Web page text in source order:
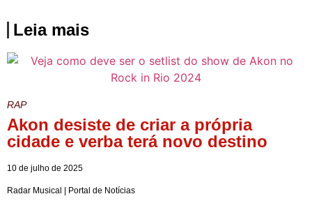
Leia mais
RAP
Akon desiste de criar a própria
cidade e verba terá novo destino
10 de julho de 2025
Radar Musical | Portal de Notícias